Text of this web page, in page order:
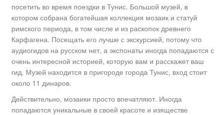
посетить во время поездки в Тунис. Большой музей, в
котором собрана богатейшая коллекция мозаик и статуй
римского периода, в том числе и из раскопок древнего
Карфагена. Посещать его лучше с экскурсией, потому что
аудиогидов на русском нет, а экспонаты иногда попадаются с
очень интересной историей, которую вам и расскажет ваш
гид. Музей находится в пригороде города Тунис, вход стоит
около 11 динаров.
Действительно, мозаики просто впечатляют. Иногда
попадаются уникальные в своей красоте и изяществе